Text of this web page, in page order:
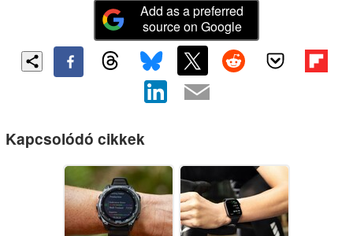
Add as a preferred
source on Google
Kapcsolódó cikkek